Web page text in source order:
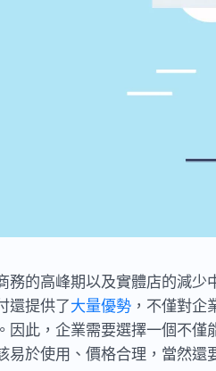
務的高峰期以及實體店的減少
還提供了大量優勢，不僅對企
因此，企業需要選擇一個不
易於使用、價格合理，當然還